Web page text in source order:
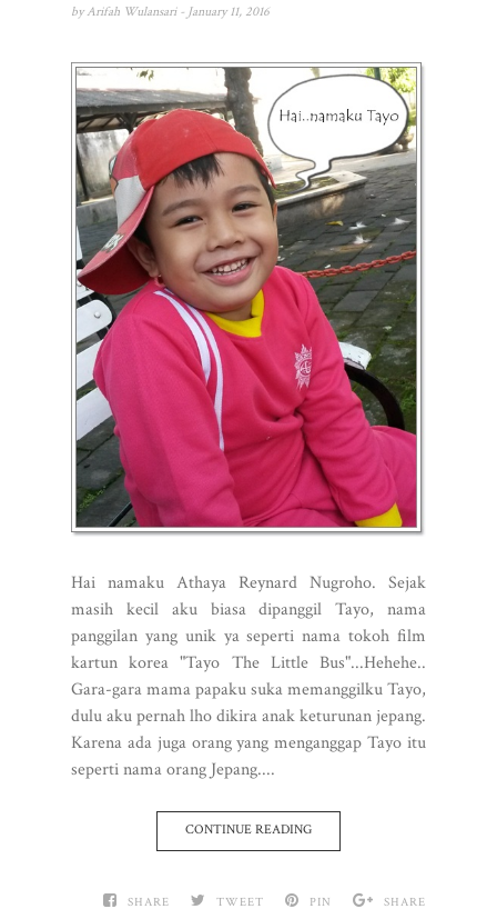
by Arifah Wulansari - January 11, 2016
Hai namaku Athaya Reynard Nugroho. Sejak
masih kecil aku biasa dipanggil Tayo, nama
panggilan yang unik ya seperti nama tokoh film
kartun korea "Tayo The Little Bus"...Hehehe..
Gara-gara mama papaku suka memanggilku Tayo,
dulu aku pernah lho dikira anak keturunan jepang.
Karena ada juga orang yang menganggap Tayo itu
seperti nama orang Jepang....
CONTINUE READING
SHARE TWEET PIN SHARE